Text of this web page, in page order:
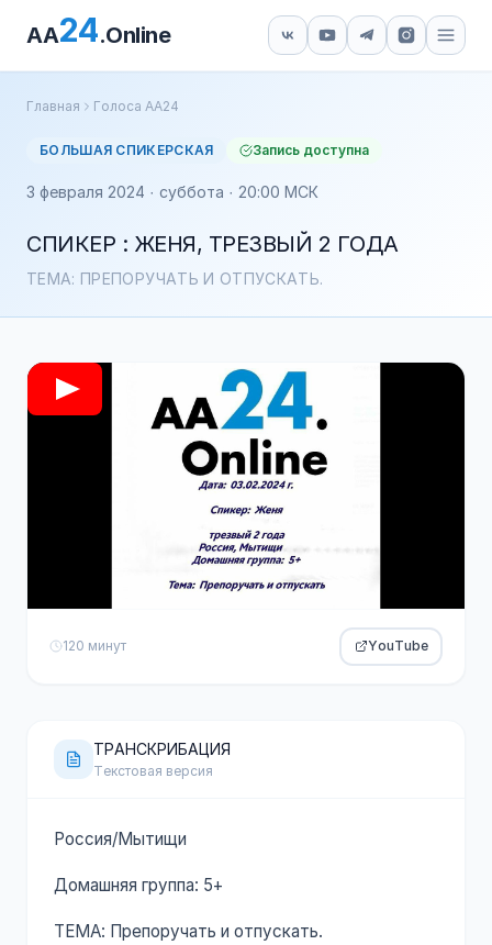
AA24.Online
Главная Голоса АА24
БОЛЬШАЯ СПИКЕРСКАЯ Запись доступна
3 февраля 2024 · суббота · 20:00 МСК
СПИКЕР : ЖЕНЯ, ТРЕЗВЫЙ 2 ГОДА
ТЕМА: ПРЕПОРУЧАТЬ И ОТПУСКАТЬ.
120 минут YouTube
ТРАНСКРИБАЦИЯ
Текстовая версия
Россия/Мытищи
Домашняя группа: 5+
ТЕМА: Препоручать и отпускать.